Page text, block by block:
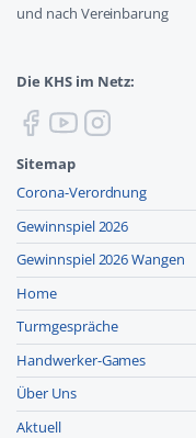
und nach Vereinbarung
Die KHS im Netz:
Sitemap
Corona-Verordnung
Gewinnspiel 2026
Gewinnspiel 2026 Wangen
Home
Turmgespräche
Handwerker-Games
Über Uns
Aktuell